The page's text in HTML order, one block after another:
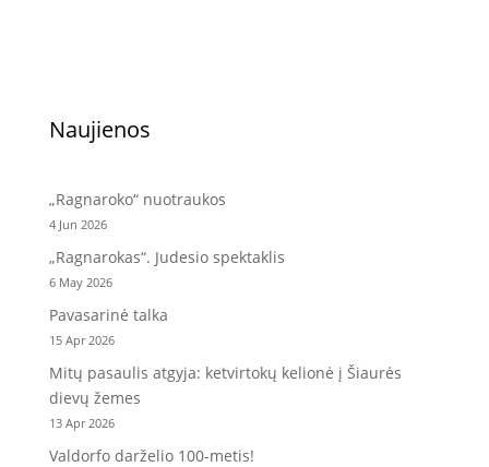
Naujienos
„Ragnaroko“ nuotraukos
4 Jun 2026
„Ragnarokas“. Judesio spektaklis
6 May 2026
Pavasarinė talka
15 Apr 2026
Mitų pasaulis atgyja: ketvirtokų kelionė į Šiaurės
dievų žemes
13 Apr 2026
Valdorfo darželio 100-metis!